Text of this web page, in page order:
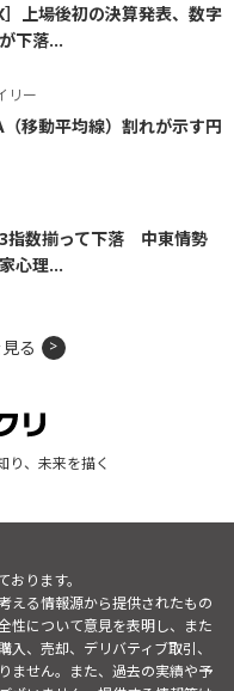
］上場後初の決算発表、数字
下落...
リー
（移動平均線）割れが示す円
3指数揃って下落 中東情勢
心理...
る
り、未来を描く
ります。
える情報源から提供されたもの
性について意見を表明し、また
、売却、デリバティブ取引、
ません。また、過去の実績や予